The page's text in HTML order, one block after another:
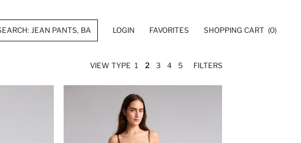
LOGIN FAVORITES SHOPPING CART (0)
VIEW TYPE 1 2 3 4 5 FILTERS